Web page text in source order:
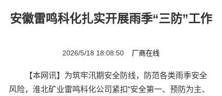
安徽雷鸣科化扎实开展雨季“三防”工作
2026/5/18 18:08:50 厂商在线
【本网讯】为筑牢汛期安全防线，防范各类雨季安全
风险，淮北矿业雷鸣科化公司紧扣“安全第一、预防为主、